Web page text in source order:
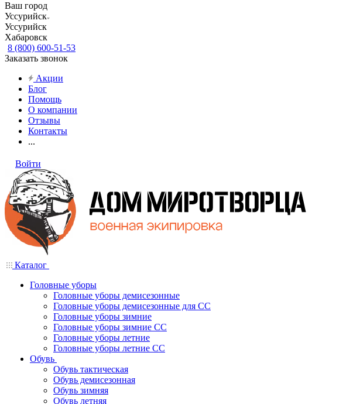
Ваш город
Уссурийск
Уссурийск
Хабаровск
8 (800) 600-51-53
Заказать звонок
Акции
Блог
Помощь
О компании
Отзывы
Контакты
...
Войти
Каталог
Головные уборы
Головные уборы демисезонные
Головные уборы демисезонные для СС
Головные уборы зимние
Головные уборы зимние СС
Головные уборы летние
Головные уборы летние СС
Обувь
Обувь тактическая
Обувь демисезонная
Обувь зимняя
Обувь летняя